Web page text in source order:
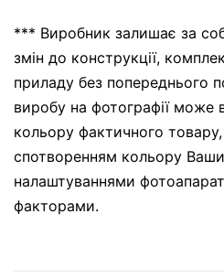
*** Виробник залишає за
змін до конструкції,
приладу без попереднього
виробу на фотографії може
кольору фактичного
спотворенням кольору
налаштуваннями
факторами.